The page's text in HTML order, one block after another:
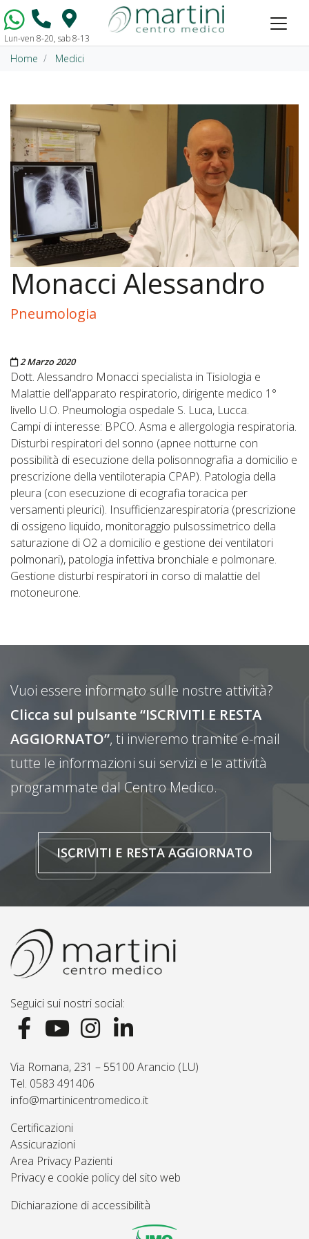
Vai al contenuto
Lun-ven 8-20, sab 8-13
Home Medici
Monacci Alessandro
Pneumologia
Pubblicato il
2 Marzo 2020
Dott. Alessandro Monacci specialista in Tisiologia e
Malattie dell’apparato respiratorio, dirigente medico 1°
livello U.O. Pneumologia ospedale S. Luca, Lucca.
Campi di interesse: BPCO. Asma e allergologia respiratoria.
Disturbi respiratori del sonno (apnee notturne con
possibilità di esecuzione della polisonnografia a domicilio e
prescrizione della ventiloterapia CPAP). Patologia della
pleura (con esecuzione di ecografia toracica per
versamenti pleurici). Insufficienzarespiratoria (prescrizione
di ossigeno liquido, monitoraggio pulsossimetrico della
saturazione di O2 a domicilio e gestione dei ventilatori
polmonari), patologia infettiva bronchiale e polmonare.
Gestione disturbi respiratori in corso di malattie del
motoneurone.
Vuoi essere informato sulle nostre attività?
Clicca sul pulsante “ISCRIVITI E RESTA
AGGIORNATO”, ti invieremo tramite e-mail
tutte le informazioni sui servizi e le attività
programmate dal Centro Medico.
ISCRIVITI E RESTA AGGIORNATO
Seguici sui nostri social:
Via Romana, 231 – 55100 Arancio (LU)
Tel. 0583 491406
info@martinicentromedico.it
Certificazioni
Assicurazioni
Area Privacy Pazienti
Privacy e cookie policy del sito web
Dichiarazione di accessibilità